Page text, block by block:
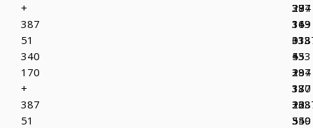
+
387
51
340
170
+
387
51
37
319
013
+
387
37
223
349
387
36
333
433
+
387
36
550
294
143
55
294
130
55